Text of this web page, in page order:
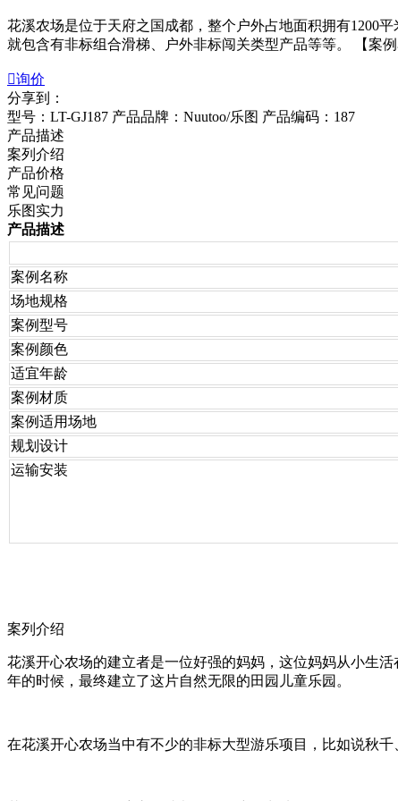
花溪农场是位于天府之国成都，整个户外占地面积拥有1200
就包含有非标组合滑梯、户外非标闯关类型产品等等。 【案
询价
分享到：
型号：LT-GJ187 产品品牌：Nuutoo/乐图 产品编码：187
产品描述
案列介绍
产品价格
常见问题
乐图实力
产品描述
案例名称
场地规格
案例型号
案例颜色
适宜年龄
案例材质
案例适用场地
规划设计
运输安装
案列介绍
花溪开心农场的建立者是一位好强的妈妈，这位妈妈从小生
年的时候，最终建立了这片自然无限的田园儿童乐园。
在花溪开心农场当中有不少的非标大型游乐项目，比如说秋